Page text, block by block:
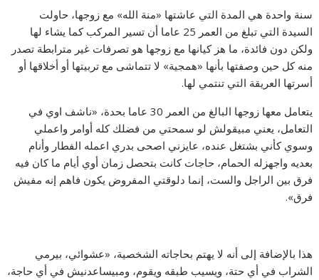
سنة واحدة هي المدة التي عاشتها «منة الله» مع زوجها، حاولت
السيدة التي تبلغ من العمر 25 عاما أن تسير المركب كما يشاء لها
ولكن دون فائدة، ما هز كيانها مع زوجها هو تصرفات غير مترابطة تصدر
منه كل حين وصفتها بأنها «همجية» لا تتماشى مع تربيتها أو أخلاقها أو
أسرتها العريقة التي تنتمي لها.
يتعامل معها زوجها البالغ من العمر 30 عاما بحدة، «ناشف اوي في
التعامل، يعني مبيقولش لو سمحتي من فضلك كله أوامر واعملي
وسوي كأني بشتغل عنده، عايزني اصحى بدري اعمله الفطار وأنام
بعديه واجهزله الحمام، حاجات كانت بتحصل زمان أوي أيام ما كان فيه
فرق بين الراجل والست، إنما دلوقتي المفروض يكون فاهم إنه مفيش
فرق».
هذا بالإضافة إلى أنه لا يهتم بحاجاته الشخصية، «عشوائي، بيرمي
الشراب في أي حتة، ويسيب طبقه ويقوم، ومبيساعدنيش في أي حاجة،